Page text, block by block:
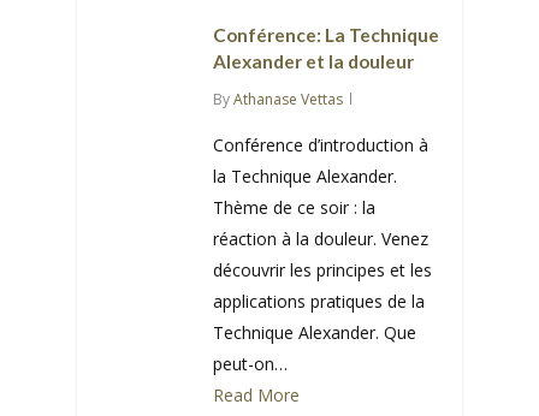
Conférence: La Technique
Alexander et la douleur
ByAthanase Vettas
Conférence d’introduction à
la Technique Alexander.
Thème de ce soir : la
réaction à la douleur. Venez
découvrir les principes et les
applications pratiques de la
Technique Alexander. Que
peut-on…
Read More